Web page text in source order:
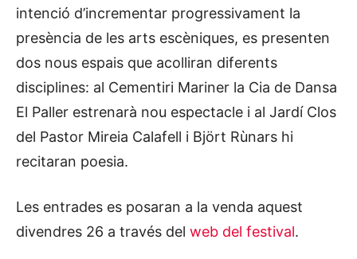
intenció d’incrementar progressivament la
presència de les arts escèniques, es presenten
dos nous espais que acolliran diferents
disciplines: al Cementiri Mariner la Cia de Dansa
El Paller estrenarà nou espectacle i al Jardí Clos
del Pastor Mireia Calafell i Björt Rùnars hi
recitaran poesia.
Les entrades es posaran a la venda aquest
divendres 26 a través del web del festival.